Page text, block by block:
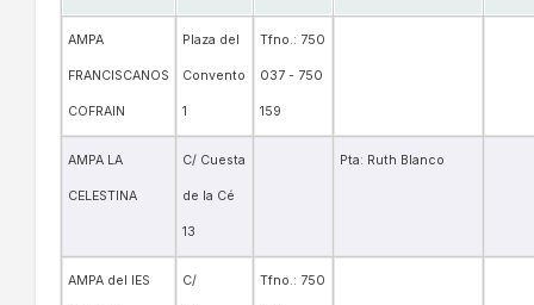
AMPA
FRANCISCANOS
COFRAIN
Plaza del
Convento
1
Tfno.: 750
037 - 750
159
AMPA LA
CELESTINA
C/ Cuesta
de la Cé
13
Pta: Ruth Blanco
AMPA del IES C/ Tfno.: 750